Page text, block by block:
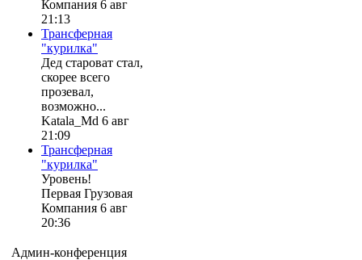
Компания 6 авг
21:13
Трансферная
"курилка"
Дед староват стал,
скорее всего
прозевал,
возможно...
Katala_Md 6 авг
21:09
Трансферная
"курилка"
Уровень!
Первая Грузовая
Компания 6 авг
20:36
Админ-конференция